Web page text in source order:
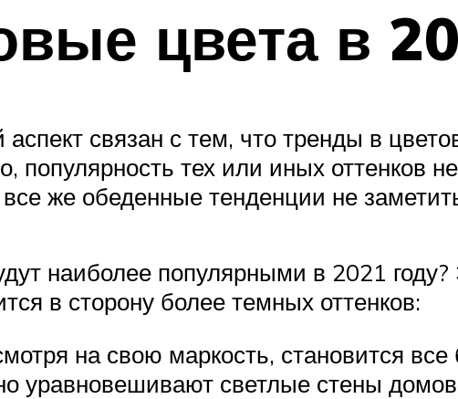
цвета в
связан с тем, что тренды в
популярность тех или иных оттенков
же обеденные тенденции не
наиболее популярными в 2021
в сторону более темных оттенков:
на свою маркость, становится
уравновешивают светлые стены